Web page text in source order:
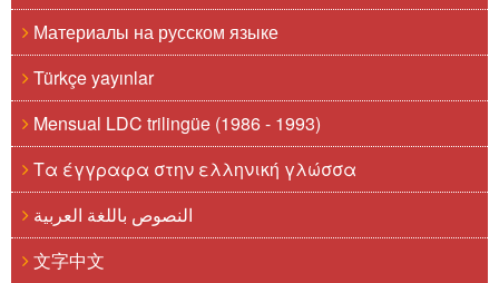
Материалы на русском языке
Türkçe yayınlar
Mensual LDC trilingüe (1986 - 1993)
Τα έγγραφα στην ελληνική γλώσσα
النصوص باللغة العربية
文字中文